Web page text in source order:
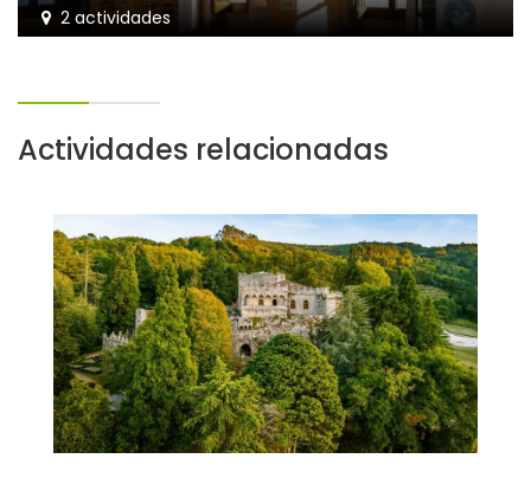
2 actividades
Actividades relacionadas